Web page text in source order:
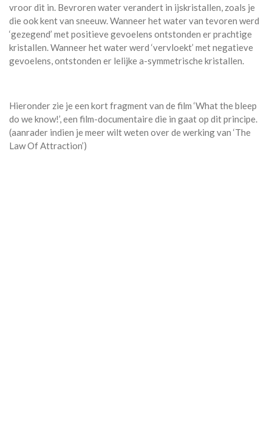
vroor dit in. Bevroren water verandert in ijskristallen, zoals je
die ook kent van sneeuw. Wanneer het water van tevoren werd
‘gezegend’ met positieve gevoelens ontstonden er prachtige
kristallen. Wanneer het water werd ‘vervloekt’ met negatieve
gevoelens, ontstonden er lelijke a-symmetrische kristallen.
Hieronder zie je een kort fragment van de film ‘What the bleep
do we know!’, een film-documentaire die in gaat op dit principe.
(aanrader indien je meer wilt weten over de werking van ‘The
Law Of Attraction’)